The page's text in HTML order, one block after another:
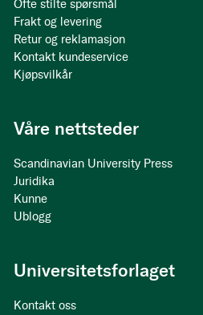
Ofte stilte spørsmål
Frakt og levering
Retur og reklamasjon
Kontakt kundeservice
Kjøpsvilkår
Våre nettsteder
Scandinavian University Press
Juridika
Kunne
Ublogg
Universitetsforlaget
Kontakt oss